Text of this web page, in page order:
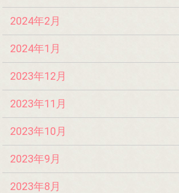
2024年2月
2024年1月
2023年12月
2023年11月
2023年10月
2023年9月
2023年8月